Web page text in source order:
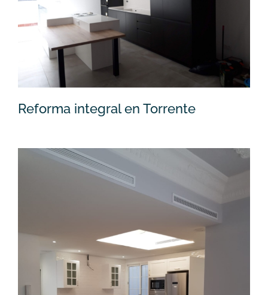
Reforma integral en Torrente
Reforma integral en Torrente